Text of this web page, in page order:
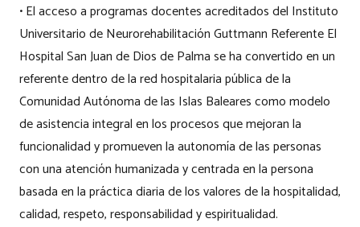
• El acceso a programas docentes acreditados del Instituto
Universitario de Neurorehabilitación Guttmann Referente El
Hospital San Juan de Dios de Palma se ha convertido en un
referente dentro de la red hospitalaria pública de la
Comunidad Autónoma de las Islas Baleares como modelo
de asistencia integral en los procesos que mejoran la
funcionalidad y promueven la autonomía de las personas
con una atención humanizada y centrada en la persona
basada en la práctica diaria de los valores de la hospitalidad,
calidad, respeto, responsabilidad y espiritualidad.